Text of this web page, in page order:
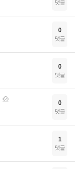
댓글
0
댓글
0
댓글
0
댓글
1
댓글